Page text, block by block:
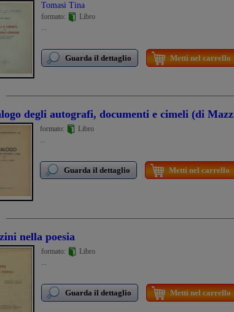
Tomasi Tina
formato:
Libro
...
Guarda il dettaglio Metti nel carrello
degli autografi, documenti e cimeli (di
formato:
Libro
...
Guarda il dettaglio Metti nel carrello
nella poesia
formato:
Libro
...
Guarda il dettaglio Metti nel carrello